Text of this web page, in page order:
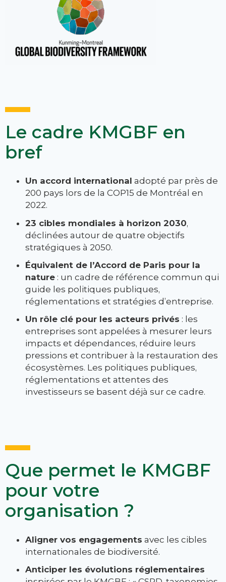
Le cadre KMGBF en
bref
Un accord international adopté par près de
200 pays lors de la COP15 de Montréal en
2022.
23 cibles mondiales à horizon 2030,
déclinées autour de quatre objectifs
stratégiques à 2050.
Équivalent de l’Accord de Paris pour la
nature : un cadre de référence commun qui
guide les politiques publiques,
réglementations et stratégies d’entreprise.
Un rôle clé pour les acteurs privés : les
entreprises sont appelées à mesurer leurs
impacts et dépendances, réduire leurs
pressions et contribuer à la restauration des
écosystèmes. Les politiques publiques,
réglementations et attentes des
investisseurs se basent déjà sur ce cadre.
Que permet le KMGBF
pour votre
organisation ?
Aligner vos engagements avec les cibles
internationales de biodiversité.
Anticiper les évolutions réglementaires